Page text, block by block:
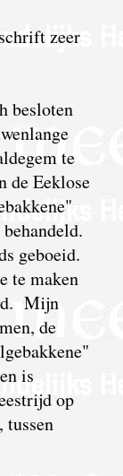
zeer
besloten
te
de Eeklose
geboeid.
te maken
Mijn
de
is
op